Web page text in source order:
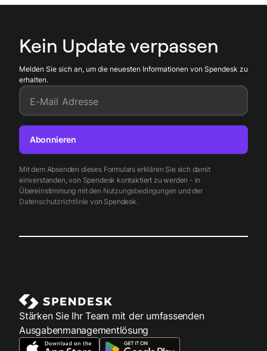
Kein Update verpassen
Melden Sie sich an, um die neuesten Informationen von Spendesk zu
erhalten.
E-Mail Adresse
Mit dem Absenden dieses Formulars erklären Sie sich damit
einverstanden, von Spendesk kontaktiert zu werden - in
Übereinstimmung mit den Nutzungsbedingungen und der
Datenschutzrichtlinie von Spendesk.
Abonnieren
Stärken Sie Ihr Team mit der umfassenden
Ausgabenmanagementlösung